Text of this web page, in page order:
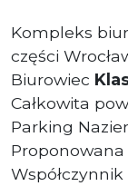
Kompleks
części
Biurowiec
Całkowita
Parking